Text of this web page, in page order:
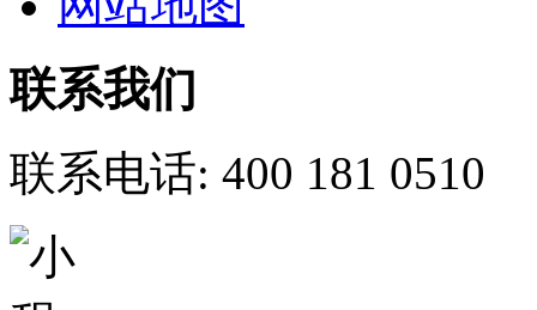
联系我们
联系电话: 400 181 0510